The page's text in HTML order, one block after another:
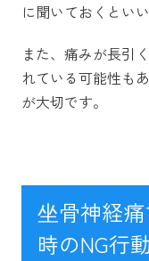
に聞いておくとい
また、痛みが長引
れている可能性も
が大切です。
坐骨神経
時のNG行